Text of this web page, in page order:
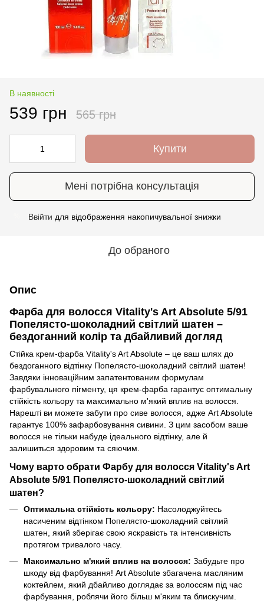
В наявності
539 грн 565 грн
Купити
Мені потрібна консультація
Ввійти для відображення накопичувальної знижки
До обраного
Опис
Фарба для волосся Vitality's Art Absolute 5/91
Попелясто-шоколадний світлий шатен –
бездоганний колір та дбайливий догляд
Стійка крем-фарба Vitality's Art Absolute – це ваш шлях до
бездоганного відтінку Попелясто-шоколадний світлий шатен!
Завдяки інноваційним запатентованим формулам
фарбувального пігменту, ця крем-фарба гарантує оптимальну
стійкість кольору та максимально м'який вплив на волосся.
Нарешті ви можете забути про сиве волосся, адже Art Absolute
гарантує 100% зафарбовування сивини. З цим засобом ваше
волосся не тільки набуде ідеального відтінку, але й
залишиться здоровим та сяючим.
Чому варто обрати Фарбу для волосся Vitality's Art
Absolute 5/91 Попелясто-шоколадний світлий
шатен?
Оптимальна стійкість кольору: Насолоджуйтесь
насиченим відтінком Попелясто-шоколадний світлий
шатен, який зберігає свою яскравість та інтенсивність
протягом тривалого часу.
Максимально м'який вплив на волосся: Забудьте про
шкоду від фарбування! Art Absolute збагачена масляним
коктейлем, який дбайливо доглядає за волоссям під час
фарбування, роблячи його більш м'яким та блискучим.